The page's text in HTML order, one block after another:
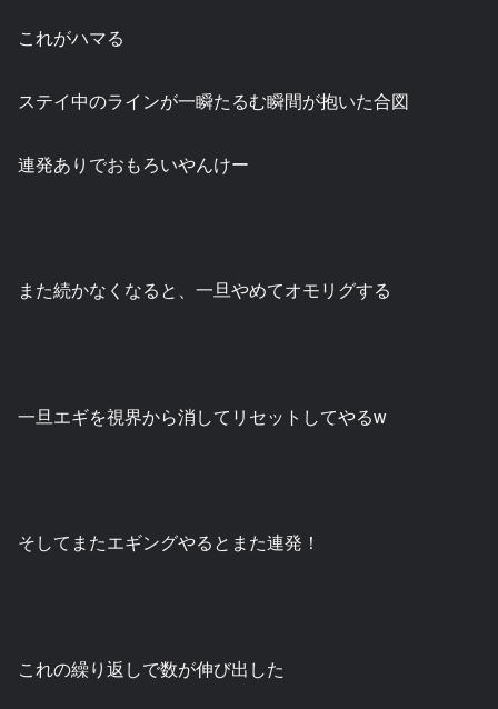
これがハマる
ステイ中のラインが一瞬たるむ瞬間が抱いた合図
連発ありでおもろいやんけー
また続かなくなると、一旦やめてオモリグする
一旦エギを視界から消してリセットしてやるw
そしてまたエギングやるとまた連発！
これの繰り返しで数が伸び出した